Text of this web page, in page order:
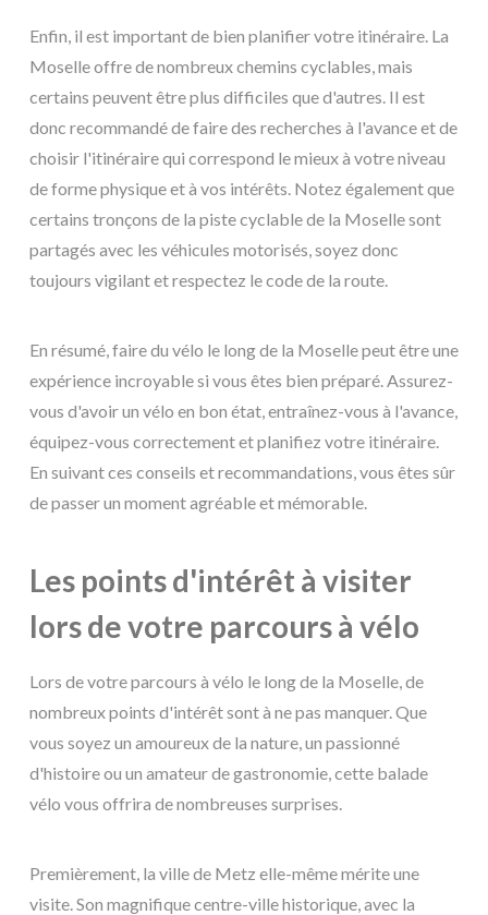
Enfin, il est important de bien planifier votre itinéraire. La
Moselle offre de nombreux chemins cyclables, mais
certains peuvent être plus difficiles que d'autres. Il est
donc recommandé de faire des recherches à l'avance et de
choisir l'itinéraire qui correspond le mieux à votre niveau
de forme physique et à vos intérêts. Notez également que
certains tronçons de la piste cyclable de la Moselle sont
partagés avec les véhicules motorisés, soyez donc
toujours vigilant et respectez le code de la route.
En résumé, faire du vélo le long de la Moselle peut être une
expérience incroyable si vous êtes bien préparé. Assurez-
vous d'avoir un vélo en bon état, entraînez-vous à l'avance,
équipez-vous correctement et planifiez votre itinéraire.
En suivant ces conseils et recommandations, vous êtes sûr
de passer un moment agréable et mémorable.
Les points d'intérêt à visiter
lors de votre parcours à vélo
Lors de votre parcours à vélo le long de la Moselle, de
nombreux points d'intérêt sont à ne pas manquer. Que
vous soyez un amoureux de la nature, un passionné
d'histoire ou un amateur de gastronomie, cette balade
vélo vous offrira de nombreuses surprises.
Premièrement, la ville de Metz elle-même mérite une
visite. Son magnifique centre-ville historique, avec la